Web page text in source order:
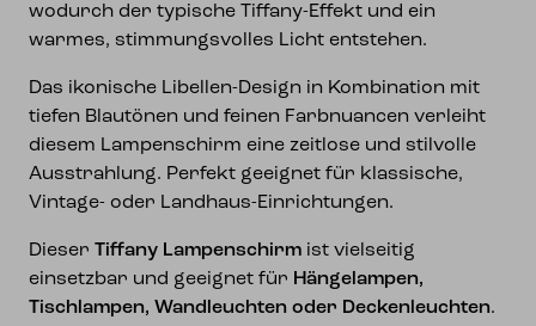
wodurch der typische Tiffany-Effekt und ein
warmes, stimmungsvolles Licht entstehen.
Das ikonische Libellen-Design in Kombination mit
tiefen Blautönen und feinen Farbnuancen verleiht
diesem Lampenschirm eine zeitlose und stilvolle
Ausstrahlung. Perfekt geeignet für klassische,
Vintage- oder Landhaus-Einrichtungen.
Dieser Tiffany Lampenschirm ist vielseitig
einsetzbar und geeignet für Hängelampen,
Tischlampen, Wandleuchten oder Deckenleuchten.